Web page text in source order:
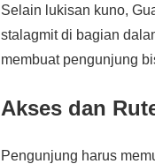
Selain lukisan kuno,
stalagmit di bagian
membuat pengunjung
Akses dan
Pengunjung harus